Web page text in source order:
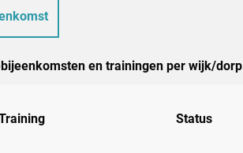
en trainingen per wijk/dorp
Status